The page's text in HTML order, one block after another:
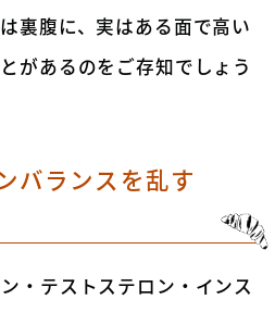
裏腹に、実はある面で高い
があるのをご存知でしょう
バランスを乱す
・テストステロン・インス